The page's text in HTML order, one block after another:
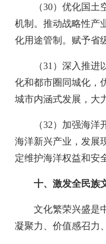
（30）优化国
机制。推动战略性产
化用途管制。赋予省
（31）深入推
化和都市圈同城化，
城市内涵式发展，大
（32）加强海
海洋新兴产业，发展
定维护海洋权益和安
十、激发全民族
文化繁荣兴盛是
凝聚力、价值感召力